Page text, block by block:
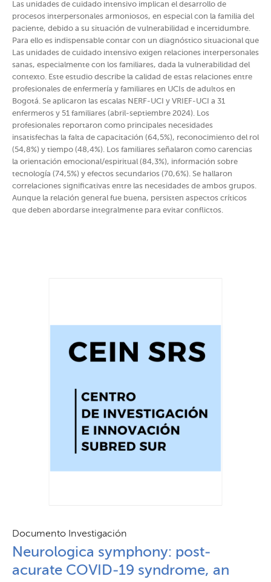
Las unidades de cuidado intensivo implican el desarrollo de
procesos interpersonales armoniosos, en especial con la familia del
paciente, debido a su situación de vulnerabilidad e incertidumbre.
Para ello es indispensable contar con un diagnóstico situacional que
Las unidades de cuidado intensivo exigen relaciones interpersonales
sanas, especialmente con los familiares, dada la vulnerabilidad del
contexto. Este estudio describe la calidad de estas relaciones entre
profesionales de enfermería y familiares en UCIs de adultos en
Bogotá. Se aplicaron las escalas NERF-UCI y VRIEF-UCI a 31
enfermeros y 51 familiares (abril-septiembre 2024). Los
profesionales reportaron como principales necesidades
insatisfechas la falta de capacitación (64,5%), reconocimiento del rol
(54,8%) y tiempo (48,4%). Los familiares señalaron como carencias
la orientación emocional/espiritual (84,3%), información sobre
tecnología (74,5%) y efectos secundarios (70,6%). Se hallaron
correlaciones significativas entre las necesidades de ambos grupos.
Aunque la relación general fue buena, persisten aspectos críticos
que deben abordarse integralmente para evitar conflictos.
Documento Investigación
Neurologica symphony: post-
acurate COVID-19 syndrome, an